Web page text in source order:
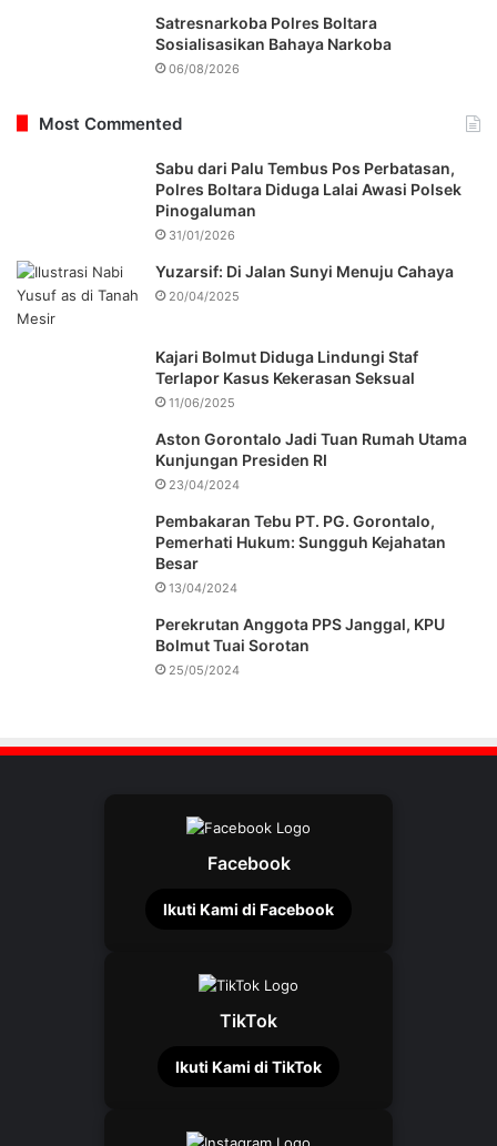
Satresnarkoba Polres Boltara
Sosialisasikan Bahaya Narkoba
06/08/2026
Most Commented
Sabu dari Palu Tembus Pos Perbatasan,
Polres Boltara Diduga Lalai Awasi Polsek
Pinogaluman
31/01/2026
Yuzarsif: Di Jalan Sunyi Menuju Cahaya
20/04/2025
Kajari Bolmut Diduga Lindungi Staf
Terlapor Kasus Kekerasan Seksual
11/06/2025
Aston Gorontalo Jadi Tuan Rumah Utama
Kunjungan Presiden RI
23/04/2024
Pembakaran Tebu PT. PG. Gorontalo,
Pemerhati Hukum: Sungguh Kejahatan
Besar
13/04/2024
Perekrutan Anggota PPS Janggal, KPU
Bolmut Tuai Sorotan
25/05/2024
Facebook
Ikuti Kami di Facebook
TikTok
Ikuti Kami di TikTok